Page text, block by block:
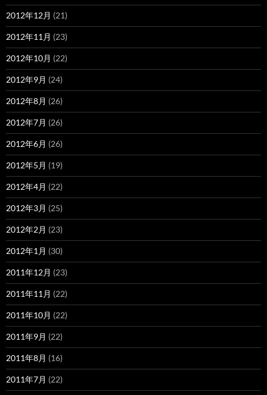
2012年12月 (21)
2012年11月 (23)
2012年10月 (22)
2012年9月 (24)
2012年8月 (26)
2012年7月 (26)
2012年6月 (26)
2012年5月 (19)
2012年4月 (22)
2012年3月 (25)
2012年2月 (23)
2012年1月 (30)
2011年12月 (23)
2011年11月 (22)
2011年10月 (22)
2011年9月 (22)
2011年8月 (16)
2011年7月 (22)